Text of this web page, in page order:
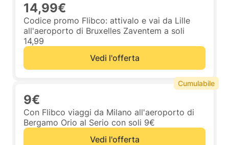
14,99€
Codice promo Flibco: attivalo e vai da Lille
all'aeroporto di Bruxelles Zaventem a soli
14,99
Vedi l'offerta
9€
Con Flibco viaggi da Milano all'aeroporto di
Bergamo Orio al Serio con soli 9€
Vedi l'offerta
Cumulabile